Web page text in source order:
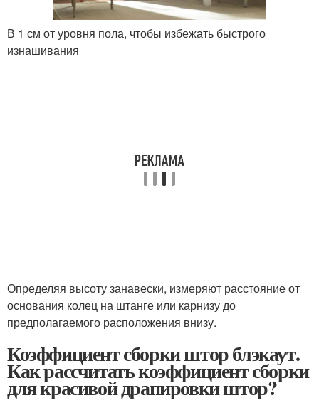
В 1 см от уровня пола, чтобы избежать быстрого
изнашивания
Определяя высоту занавески, измеряют расстояние от
основания колец на штанге или карнизу до
предполагаемого расположения внизу.
Коэффициент сборки штор блэкаут.
Как рассчитать коэффициент сборки
для красивой драпировки штор?